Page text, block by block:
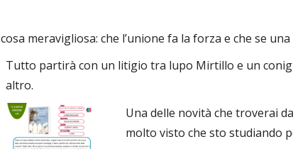
meravigliosa: che l’unione fa la forza e che se
Tutto partirà con un litigio tra lupo Mirtillo e un
altro.
Una delle novità che troverai
molto visto che sto studiando